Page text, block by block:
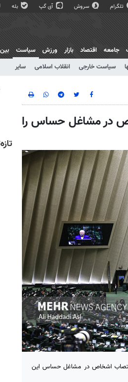
تلگرام سروش آی گپ بله
جامعه اقتصاد بازار ورزش
سیاست
سیاست خارجی انقلاب اسلامی سایر
در مشاغل حساس را
اشخاص در مشاغل حساس این